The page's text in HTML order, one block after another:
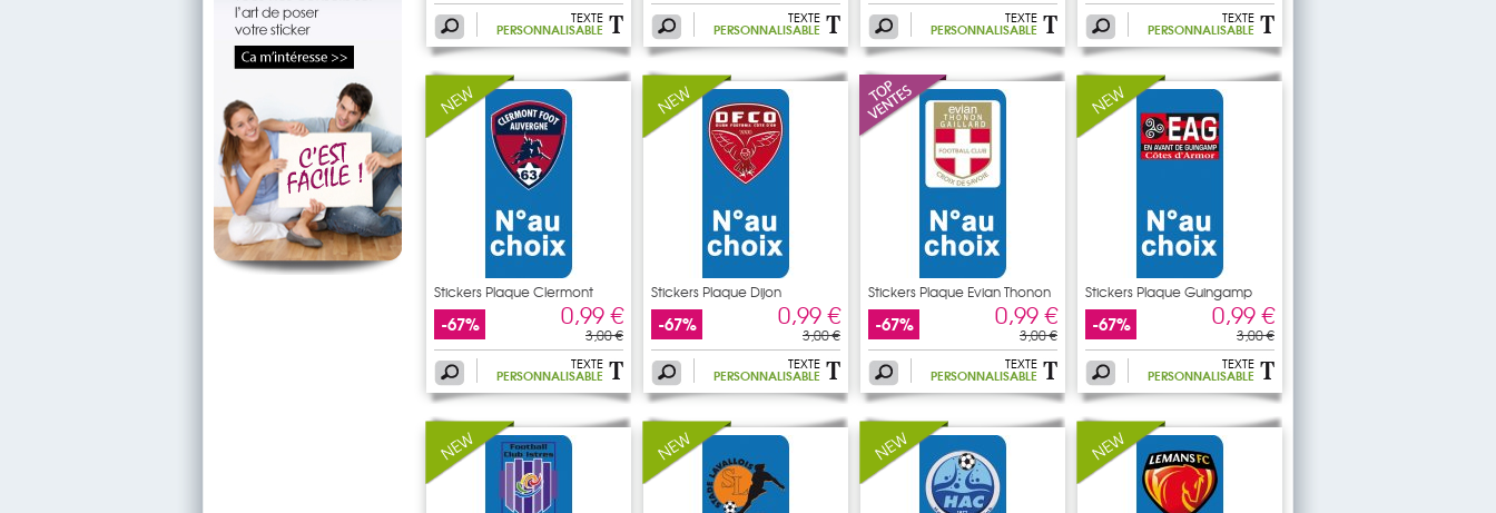
TEXTE
PERSONNALISABLE
TEXTE
PERSONNALISABLE
TEXTE
PERSONNALISABLE
TEXTE
PERSONNALISABLE
Stickers Plaque Clermont
-67% 0,99 €
3,00 €
TEXTE
PERSONNALISABLE
Stickers Plaque Dijon
-67% 0,99 €
3,00 €
TEXTE
PERSONNALISABLE
Stickers Plaque Evian Thonon
-67% 0,99 €
3,00 €
TEXTE
PERSONNALISABLE
Stickers Plaque Guingamp
-67% 0,99 €
3,00 €
TEXTE
PERSONNALISABLE